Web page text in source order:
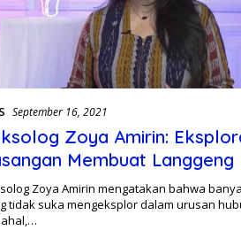
September 16, 2021
Zoya Amirin:
Membuat Langgeng
Zoya Amirin mengatakan bahwa
tidak suka mengeksplor dalam urusan